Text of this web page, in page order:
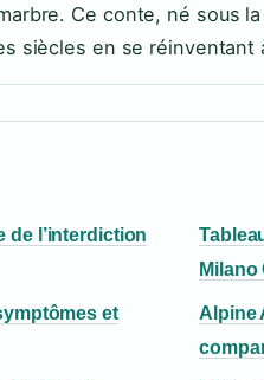
Ce conte, né sous
siècles en se réinventant
de l’interdiction
Milano
et
Alpine